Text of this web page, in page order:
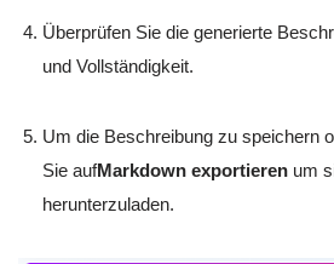
Überprüfen Sie die generierte
und Vollständigkeit.
Um die Beschreibung zu speichern
Sie aufMarkdown exportieren um
herunterzuladen.